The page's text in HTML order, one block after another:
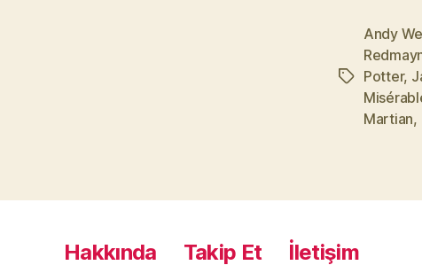
Etiketler
Andy
Potter,
Martian,
Hakkında Takip Et İletişim